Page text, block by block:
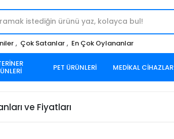
, Çok Satanlar , En Çok Oylananlar
PET ÜRÜNLERİ MEDİKAL CİHAZLAR
ve Fiyatları